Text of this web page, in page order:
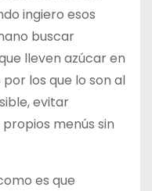
ingiero esos
buscar
lleven azúcar en
los que lo son al
evitar
menús sin
es que